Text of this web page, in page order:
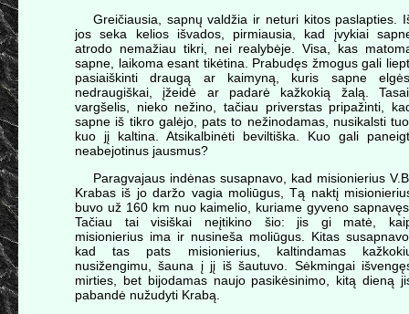
Greičiausia, sapnų valdžia ir neturi kitos paslapties.
jos seka kelios išvados, pirmiausia, kad įvykiai
atrodo nemažiau tikri, nei realybėje. Visa, kas
sapne, laikoma esant tikėtina. Prabudęs žmogus gali
pasiaiškinti draugą ar kaimyną, kuris sapne
nedraugiškai, įžeidė ar padarė kažkokią žalą.
vargšelis, nieko nežino, tačiau priverstas pripažinti,
sapne iš tikro galėjo, pats to nežinodamas, nusikalsti
kuo jį kaltina. Atsikalbinėti beviltiška. Kuo gali
neabejotinus jausmus?
Paragvajaus indėnas susapnavo, kad misionierius
Krabas iš jo daržo vagia moliūgus, Tą naktį
buvo už 160 km nuo kaimelio, kuriame gyveno
Tačiau tai visiškai neįtikino šio: jis gi matė,
misionierius ima ir nusineša moliūgus. Kitas
kad tas pats misionierius, kaltindamas
nusižengimu, šauna į jį iš šautuvo. Sėkmingai
mirties, bet bijodamas naujo pasikėsinimo, kitą dieną
pabandė nužudyti Krabą.